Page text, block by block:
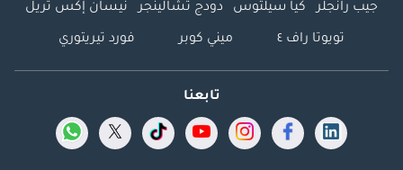
جيب رانجلر كيا سيلتوس دودج تشالينجر نيسان إكس تريل
تويوتا راف ٤ ميني كوبر فورد تيريتوري
تابعنا